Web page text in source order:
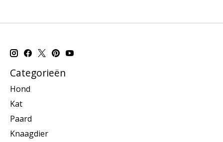
Categorieën
Hond
Kat
Paard
Knaagdier